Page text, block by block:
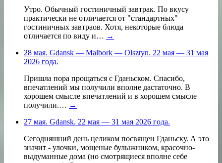
Утро. Обычный гостиничный завтрак. По вкусу
практически не отличается от "стандартных"
гостиничных завтраов. Хотя, некоторые блюда
отличается по виду и… →
28 мая. Gdansk — Malbork — Olsztyn. 22 мая — 31 мая
2026 года.
Пришла пора прощаться с Гданьском. Спасибо,
впечатлений мы получили вполне дастаточно. В
хорошем смысле впечатлений и в хорошем смысле
получили.… →
27 мая. Gdansk. 22 мая — 31 мая 2026 года.
Сегодняшний день целиком посвящен Гданьску. А это
значит - улочки, мощеные булыжником, красочно-
выдуманные дома (но смотрящиеся вполне себе